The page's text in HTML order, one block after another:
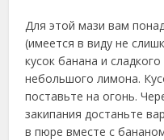
Для этой мази вам
(имеется в виду не
кусок банана и
небольшого лимона.
поставьте на огонь.
закипания достаньте
в пюре вместе с